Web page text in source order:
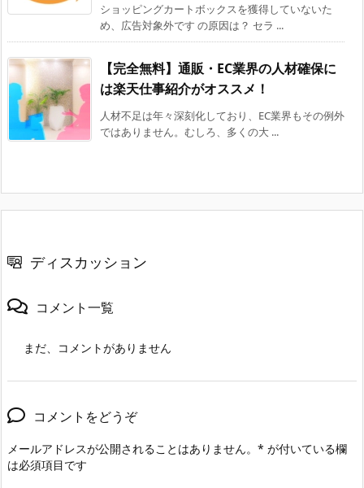
ショッピングカートボックスを獲得していないた
め、広告対象外です の原因は？ セラ ...
【完全無料】通販・EC業界の人材確保に
は楽天仕事紹介がオススメ！
人材不足は年々深刻化しており、EC業界もその例外
ではありません。むしろ、多くの大 ...
ディスカッション
コメント一覧
まだ、コメントがありません
コメントをどうぞ
メールアドレスが公開されることはありません。 * が付いている欄
は必須項目です